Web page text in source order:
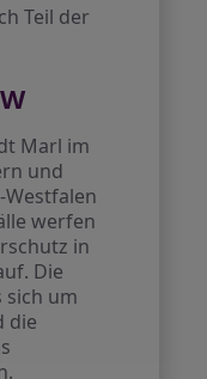
Teil der
Marl im
und
werfen
in
Die
sich um
die